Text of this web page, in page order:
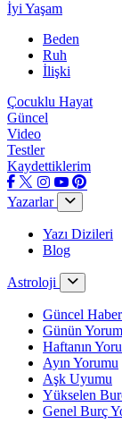
İyi Yaşam
Beden
Ruh
İlişki
Çocuklu Hayat
Güncel
Video
Testler
Kaydettiklerim
Yazarlar
Yazı Dizileri
Blog
Astroloji
Güncel
Günün
Haftanın
Ayın Yorumu
Aşk Uyumu
Yükselen
Genel Burç